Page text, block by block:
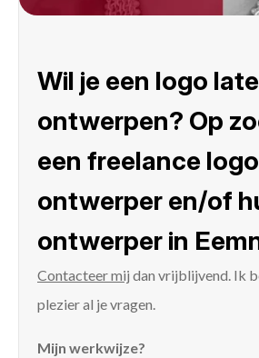
Wil je een logo
ontwerpen? Op
een freelance logo
ontwerper en/of
ontwerper in
Contacteer mij dan vrijblijvend. Ik
plezier al je vragen.
Mijn werkwijze?